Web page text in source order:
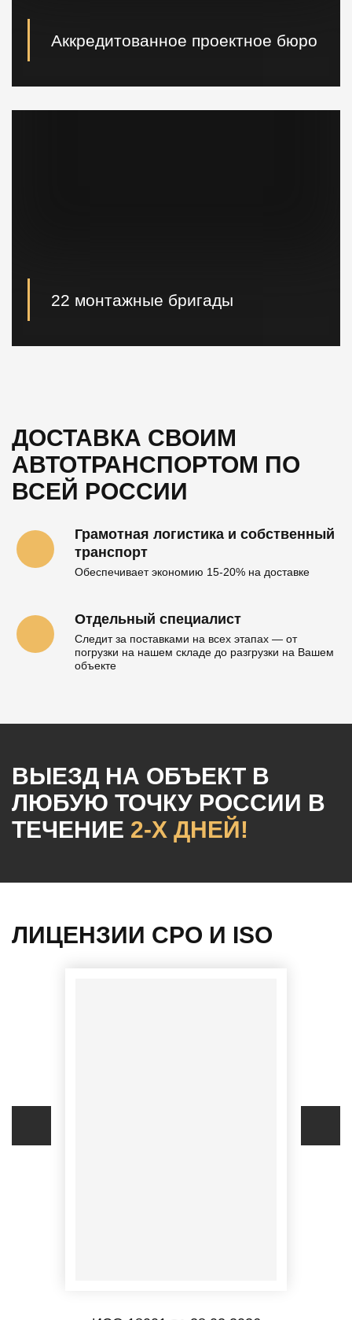
Аккредитованное проектное бюро
22 монтажные бригады
ДОСТАВКА СВОИМ
АВТОТРАНСПОРТОМ ПО
ВСЕЙ РОССИИ
Грамотная логистика и собственный
транспорт
Обеспечивает экономию 15-20% на доставке
Отдельный специалист
Следит за поставками на всех этапах — от
погрузки на нашем складе до разгрузки на Вашем
объекте
ВЫЕЗД НА ОБЪЕКТ В
ЛЮБУЮ ТОЧКУ РОССИИ В
ТЕЧЕНИЕ 2-Х ДНЕЙ!
ЛИЦЕНЗИИ СРО И ISO